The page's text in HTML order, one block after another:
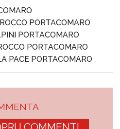
PORTACOMARO
PORTACOMARO
PORTACOMARO
PACE PORTACOMARO